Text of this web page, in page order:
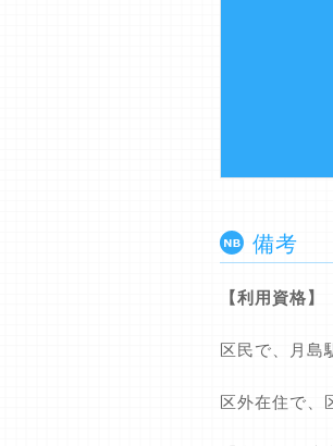
備考
【利用資格】
区民で、月島
区外在住で、